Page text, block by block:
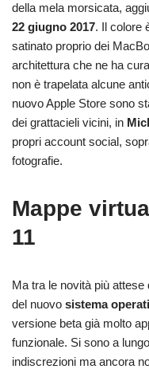
della mela morsicata,
22 giugno 2017. Il colore
satinato proprio dei
architettura che ne ha
non è trapelata alcune
nuovo Apple Store sono
dei grattacieli vicini, in
propri account social,
fotografie.
Mappe
11
Ma tra le novità più attese
del nuovo sistema
versione beta già molto
funzionale. Si sono a
indiscrezioni ma ancora